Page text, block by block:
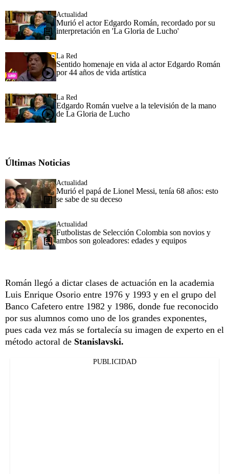
Actualidad
Murió el actor Edgardo Román, recordado por su
interpretación en 'La Gloria de Lucho'
La Red
Sentido homenaje en vida al actor Edgardo Román
por 44 años de vida artística
La Red
Edgardo Román vuelve a la televisión de la mano
de La Gloria de Lucho
Últimas Noticias
Actualidad
Murió el papá de Lionel Messi, tenía 68 años: esto
se sabe de su deceso
Actualidad
Futbolistas de Selección Colombia son novios y
ambos son goleadores: edades y equipos
Román llegó a dictar clases de actuación en la academia
Luis Enrique Osorio entre 1976 y 1993 y en el grupo del
Banco Cafetero entre 1982 y 1986, donde fue reconocido
por sus alumnos como uno de los grandes exponentes,
pues cada vez más se fortalecía su imagen de experto en el
método actoral de Stanislavski.
PUBLICIDAD